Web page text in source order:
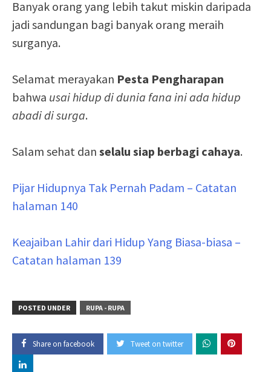
Banyak orang yang lebih takut miskin daripada
jadi sandungan bagi banyak orang meraih
surganya.
Selamat merayakan Pesta Pengharapan
bahwa usai hidup di dunia fana ini ada hidup
abadi di surga.
Salam sehat dan selalu siap berbagi cahaya.
Pijar Hidupnya Tak Pernah Padam – Catatan
halaman 140
Keajaiban Lahir dari Hidup Yang Biasa-biasa –
Catatan halaman 139
POSTED UNDER RUPA - RUPA
Share on facebook Tweet on twitter